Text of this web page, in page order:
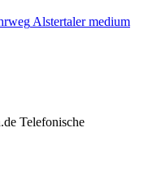
Alstertaler medium
Telefonische